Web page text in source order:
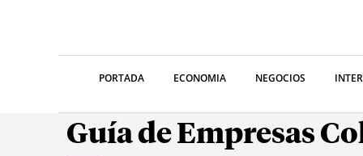
PORTADA ECONOMIA NEGOCIOS
Guía de Empresas